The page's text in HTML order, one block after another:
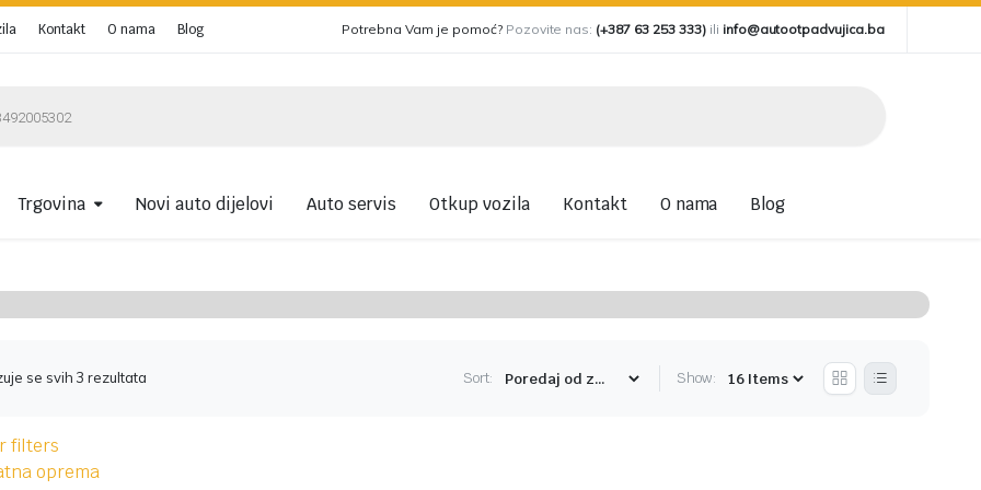
Kontakt O nama Blog Potrebna Vam je pomoć? Pozovite nas: (+387 63 253 333) ili info@autootpadvujica.ba
Trgovina
Volkswagen
Novi auto dijelovi Auto servis Otkup vozila Kontakt O nama Blog
se svih 3 rezultata Sort: Show:
filters
oprema